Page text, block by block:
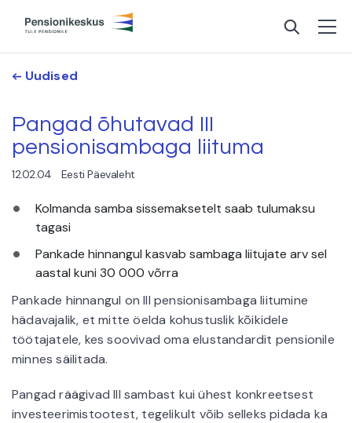
Uudised
Pangad õhutavad III
pensionisambaga liituma
12.02.04 Eesti Päevaleht
Kolmanda samba sissemaksetelt saab tulumaksu
tagasi
Pankade hinnangul kasvab sambaga liitujate arv sel
aastal kuni 30 000 võrra
Pankade hinnangul on III pensionisambaga liitumine
hädavajalik, et mitte öelda kohustuslik kõikidele
töötajatele, kes soovivad oma elustandardit pensionile
minnes säilitada.
Pangad räägivad III sambast kui ühest konkreetsest
investeerimistootest, tegelikult võib selleks pidada ka